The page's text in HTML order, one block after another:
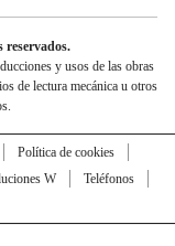
reservados.
y usos de las obras
de lectura mecánica u otros
Política de cookies
W
Teléfonos